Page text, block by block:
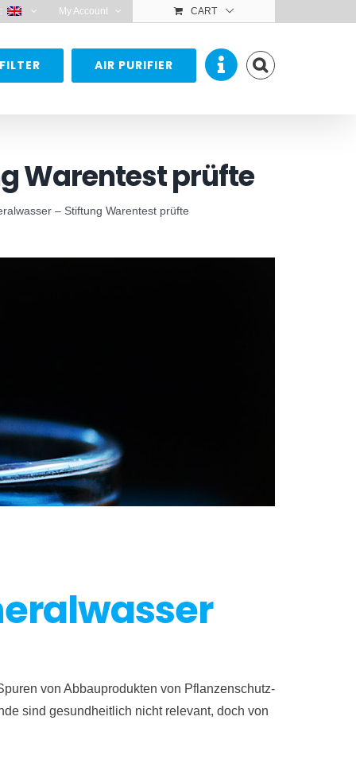
My Account CART
AIR PURIFIER
Warentest prüfte
– Stiftung Warentest prüfte
von Abbau­produkten von Pflanzen­schutz­
sind gesundheitlich nicht relevant, doch von